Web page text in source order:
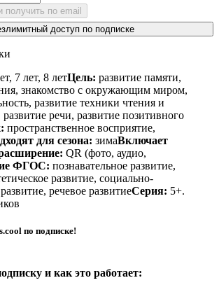
получить по email
доступ по подписке
7 лет, 8 летЦель: развитие памяти,
знакомство с окружающим миром,
развитие техники чтения и
речи, развитие позитивного
пространственное восприятие,
для сезона: зимаВключает
QR (фото, аудио,
ФГОС: познавательное развитие,
развитие, социально-
речевое развитиеСерия: 5+.
по подписке!
и как это работает: